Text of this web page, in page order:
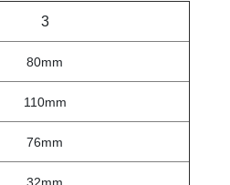
3
80mm
110mm
76mm